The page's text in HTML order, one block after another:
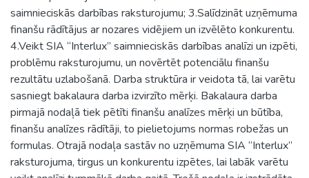
saimnieciskās darbības raksturojumu; 3.Salīdzināt uzņēmuma
finanšu rādītājus ar nozares vidējiem un izvēlēto konkurentu.
4.Veikt SIA “Interlux” saimnieciskās darbības analīzi un izpēti,
problēmu raksturojumu, un novērtēt potenciālu finanšu
rezultātu uzlabošanā. Darba struktūra ir veidota tā, lai varētu
sasniegt bakalaura darba izvirzīto mērķi. Bakalaura darba
pirmajā nodaļā tiek pētīti finanšu analīzes mērķi un būtība,
finanšu analīzes rādītāji, to pielietojums normas robežas un
formulas. Otrajā nodaļa sastāv no uzņēmuma SIA “Interlux”
raksturojuma, tirgus un konkurentu izpētes, lai labāk varētu